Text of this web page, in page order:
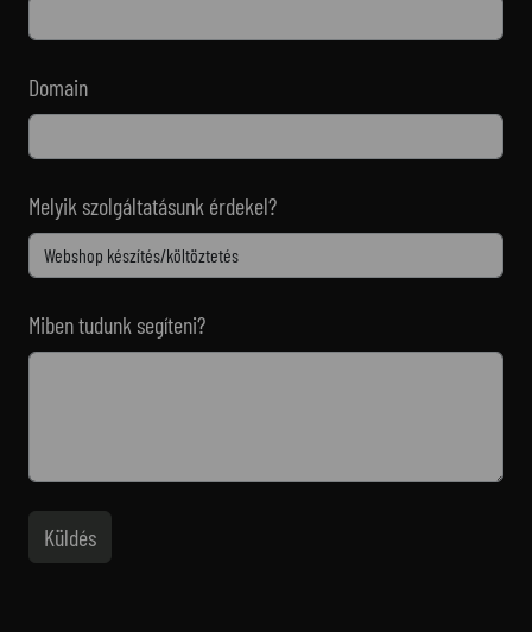
Domain
Melyik szolgáltatásunk érdekel?
Miben tudunk segíteni?